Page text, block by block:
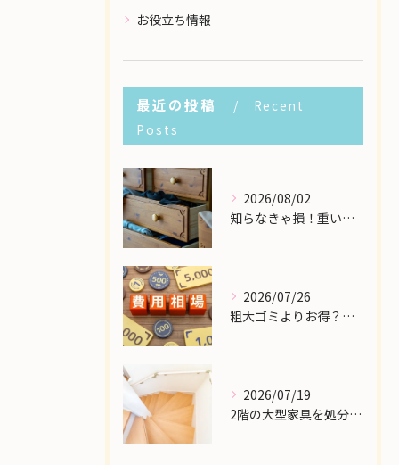
お役立ち情報
最近の投稿
Recent
Posts
2026/08/02
知らなきゃ損！重い大型家具の配送費用を格安に抑える裏ワザ
2026/07/26
粗大ゴミよりお得？大型家具の処分業者にかかる費用相場を解説
2026/07/19
2階の大型家具を処分したい！狭い階段から安全に下ろす方法